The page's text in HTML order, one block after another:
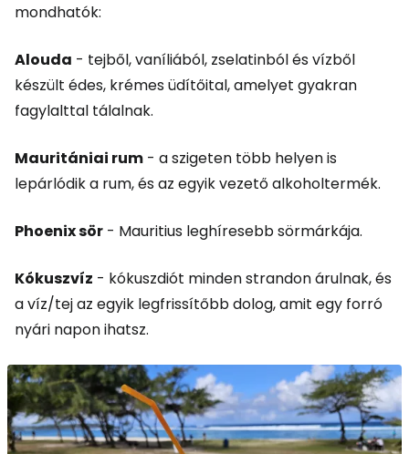
mondhatók:
Alouda - tejből, vaníliából, zselatinból és vízből
készült édes, krémes üdítőital, amelyet gyakran
fagylalttal tálalnak.
Mauritániai rum - a szigeten több helyen is
lepárlódik a rum, és az egyik vezető alkoholtermék.
Phoenix sör - Mauritius leghíresebb sörmárkája.
Kókuszvíz - kókuszdiót minden strandon árulnak, és
a víz/tej az egyik legfrissítőbb dolog, amit egy forró
nyári napon ihatsz.